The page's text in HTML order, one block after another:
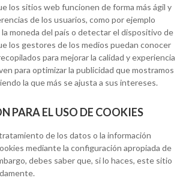
los sitios web funcionen de forma más ágil y
de los usuarios, como por ejemplo
la moneda del país o detectar el dispositivo de
los gestores de los medios puedan conocer
para mejorar la calidad y experiencia
para optimizar la publicidad que mostramos
la que más se ajusta a sus intereses.
PARA EL USO DE COOKIES
de los datos o la información
mediante la configuración apropiada de
debes saber que, si lo haces, este sitio